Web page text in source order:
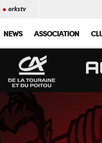
orkstv
NEWS ASSOCIATION